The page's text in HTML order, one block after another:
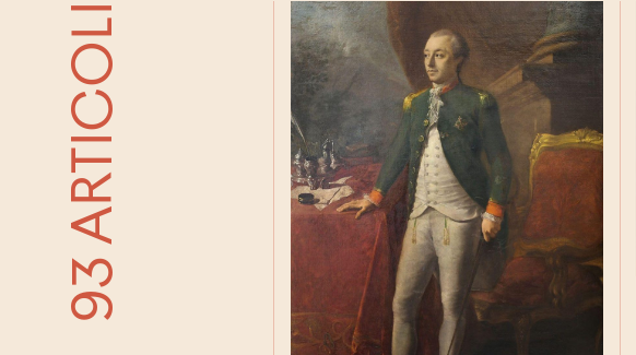
93 ARTICOLI